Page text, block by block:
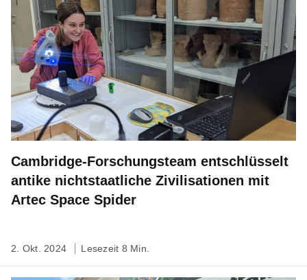
Cambridge-Forschungsteam entschlüsselt
antike nichtstaatliche Zivilisationen mit
Artec Space Spider
2. Okt. 2024 Lesezeit 8 Min.